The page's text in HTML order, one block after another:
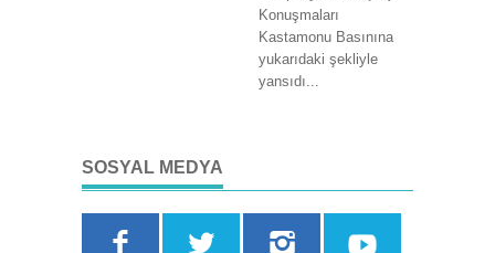
Konuşmaları
Kastamonu Basınına
yukarıdaki şekliyle
yansıdı...
SOSYAL MEDYA